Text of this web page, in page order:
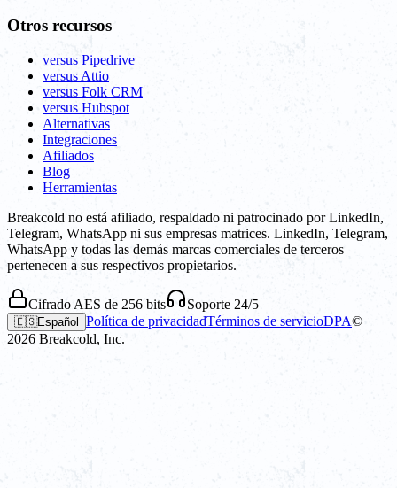
Otros recursos
versus Pipedrive
versus Attio
versus Folk CRM
versus Hubspot
Alternativas
Integraciones
Afiliados
Blog
Herramientas
Breakcold no está afiliado, respaldado ni patrocinado por LinkedIn,
Telegram, WhatsApp ni sus empresas matrices. LinkedIn, Telegram,
WhatsApp y todas las demás marcas comerciales de terceros
pertenecen a sus respectivos propietarios.
Cifrado AES de 256 bits Soporte 24/5
🇪🇸Español Política de privacidadTérminos de servicioDPA©
2026 Breakcold, Inc.